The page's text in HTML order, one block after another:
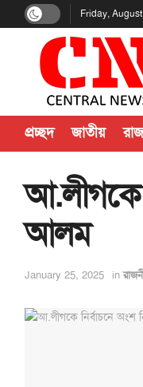
Friday,
প্রচ্ছদ জাতীয়
আ.লীগকে
আলম
January 25, 2025 in